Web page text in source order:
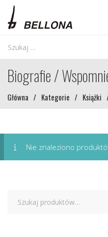
Biografie /
Główna / Kategorie / Książki
Nie znaleziono